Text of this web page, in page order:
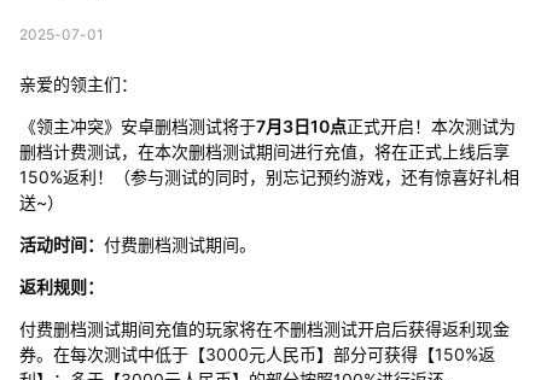
2025-07-01
亲爱的领主们：
《领主冲突》安卓删档测试将于7月3日10点正式开启！本次测试为
删档计费测试，在本次删档测试期间进行充值，将在正式上线后享
150%返利！（参与测试的同时，别忘记预约游戏，还有惊喜好礼相
送~）
活动时间： 付费删档测试期间。
返利规则：
付费删档测试期间充值的玩家将在不删档测试开启后获得返利现金
券。在每次测试中低于【3000元人民币】部分可获得【150%返